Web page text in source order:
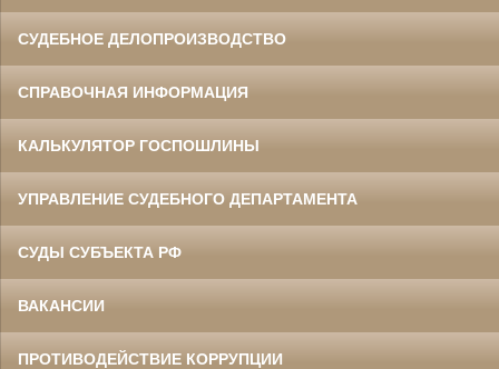
СУДЕБНОЕ ДЕЛОПРОИЗВОДСТВО
СПРАВОЧНАЯ ИНФОРМАЦИЯ
КАЛЬКУЛЯТОР ГОСПОШЛИНЫ
УПРАВЛЕНИЕ СУДЕБНОГО ДЕПАРТАМЕНТА
СУДЫ СУБЪЕКТА РФ
ВАКАНСИИ
ПРОТИВОДЕЙСТВИЕ КОРРУПЦИИ